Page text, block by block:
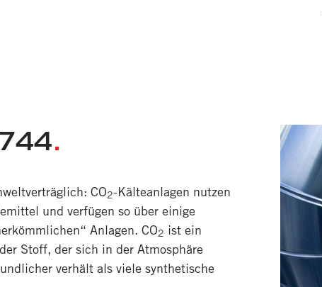
.
CO2-Kälteanlagen nutzen
und verfügen so über einige
Anlagen. CO2 ist ein
Stoff, der sich in der Atmosphäre
verhält als viele synthetische